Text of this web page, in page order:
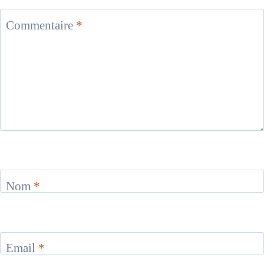
Commentaire *
Nom *
Email *